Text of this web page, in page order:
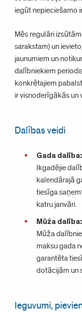
iegūt nepieciešamo
Mēs regulāri
sarakstam) un
jaunumiem un
dalībniekiem
konkrētajiem
ir visnoderīgākās un
Dalības veidi
Gada dalība:
Ikgadējie
kalendārajā
tiesīga
katru janvāri.
Mūža dalība:
Mūža
maksu gada
garantēta
dotācijām un
Ieguvumi,